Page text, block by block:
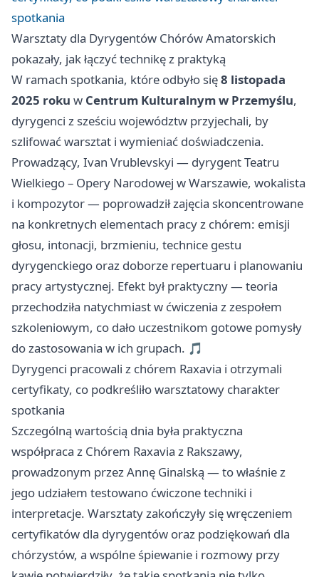
spotkania
Warsztaty dla Dyrygentów Chórów Amatorskich
pokazały, jak łączyć technikę z praktyką
W ramach spotkania, które odbyło się8 listopada
2025 roku w Centrum Kulturalnym w Przemyślu,
dyrygenci z sześciu województw przyjechali, by
szlifować warsztat i wymieniać doświadczenia.
Prowadzący, Ivan Vrublevskyi — dyrygent Teatru
Wielkiego – Opery Narodowej w Warszawie, wokalista
i kompozytor — poprowadził zajęcia skoncentrowane
na konkretnych elementach pracy z chórem: emisji
głosu, intonacji, brzmieniu, technice gestu
dyrygenckiego oraz doborze repertuaru i planowaniu
pracy artystycznej. Efekt był praktyczny — teoria
przechodziła natychmiast w ćwiczenia z zespołem
szkoleniowym, co dało uczestnikom gotowe pomysły
do zastosowania w ich grupach. 🎵
Dyrygenci pracowali z chórem Raxavia i otrzymali
certyfikaty, co podkreśliło warsztatowy charakter
spotkania
Szczególną wartością dnia była praktyczna
współpraca z Chórem Raxavia z Rakszawy,
prowadzonym przez Annę Ginalską — to właśnie z
jego udziałem testowano ćwiczone techniki i
interpretacje. Warsztaty zakończyły się wręczeniem
certyfikatów dla dyrygentów oraz podziękowań dla
chórzystów, a wspólne śpiewanie i rozmowy przy